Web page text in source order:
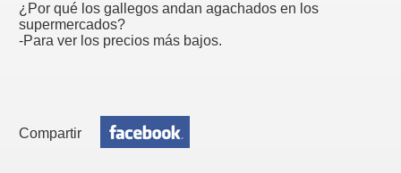
¿Por qué los gallegos andan agachados en los
supermercados?
-Para ver los precios más bajos.
Compartir